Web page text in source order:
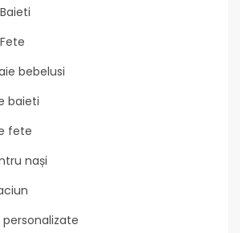
bebelusi
baieti
fete
nași